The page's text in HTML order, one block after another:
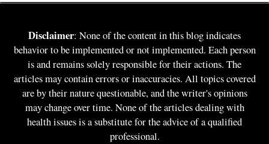
Disclaimer: None of the content in this blog indicates
behavior to be implemented or not implemented. Each person
is and remains solely responsible for their actions. The
articles may contain errors or inaccuracies. All topics covered
are by their nature questionable, and the writer's opinions
may change over time. None of the articles dealing with
health issues is a substitute for the advice of a qualified
professional.